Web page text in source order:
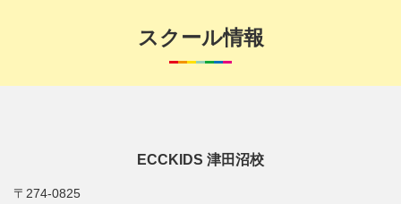
スクール情報
ECCKIDS 津田沼校
〒274-0825